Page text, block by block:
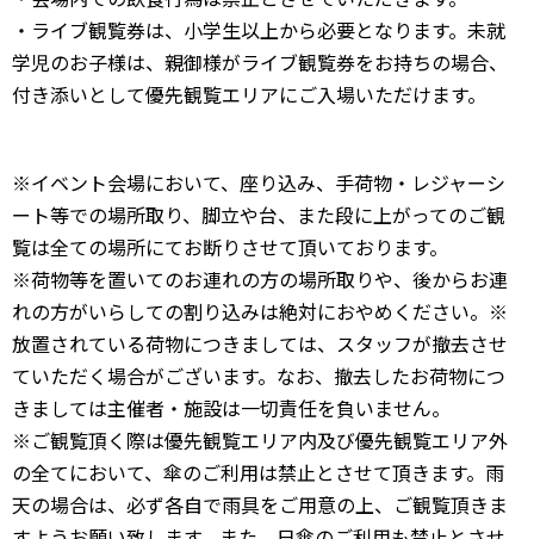
・ライブ観覧券は、小学生以上から必要となります。未就
学児のお子様は、親御様がライブ観覧券をお持ちの場合、
付き添いとして優先観覧エリアにご入場いただけます。
※イベント会場において、座り込み、手荷物・レジャーシ
ート等での場所取り、脚立や台、また段に上がってのご観
覧は全ての場所にてお断りさせて頂いております。
※荷物等を置いてのお連れの方の場所取りや、後からお連
れの方がいらしての割り込みは絶対におやめください。※
放置されている荷物につきましては、スタッフが撤去させ
ていただく場合がございます。なお、撤去したお荷物につ
きましては主催者・施設は一切責任を負いません。
※ご観覧頂く際は優先観覧エリア内及び優先観覧エリア外
の全てにおいて、傘のご利用は禁止とさせて頂きます。雨
天の場合は、必ず各自で雨具をご用意の上、ご観覧頂きま